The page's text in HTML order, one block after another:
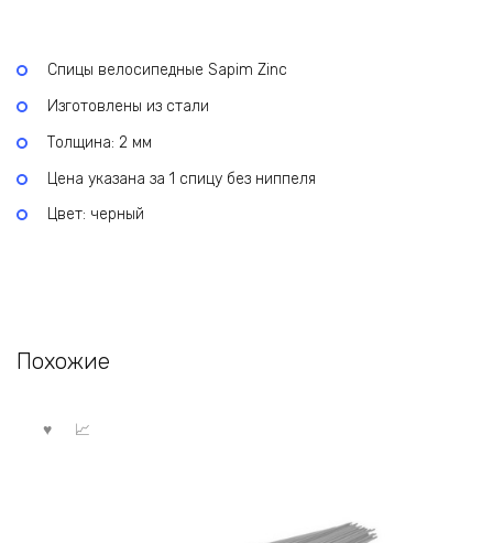
Спицы велосипедные Sapim Zinc
Изготовлены из стали
Толщина: 2 мм
Цена указана за 1 спицу без ниппеля
Цвет: черный
Похожие